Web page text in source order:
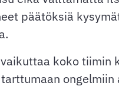
päätöksiä
koko tiimin